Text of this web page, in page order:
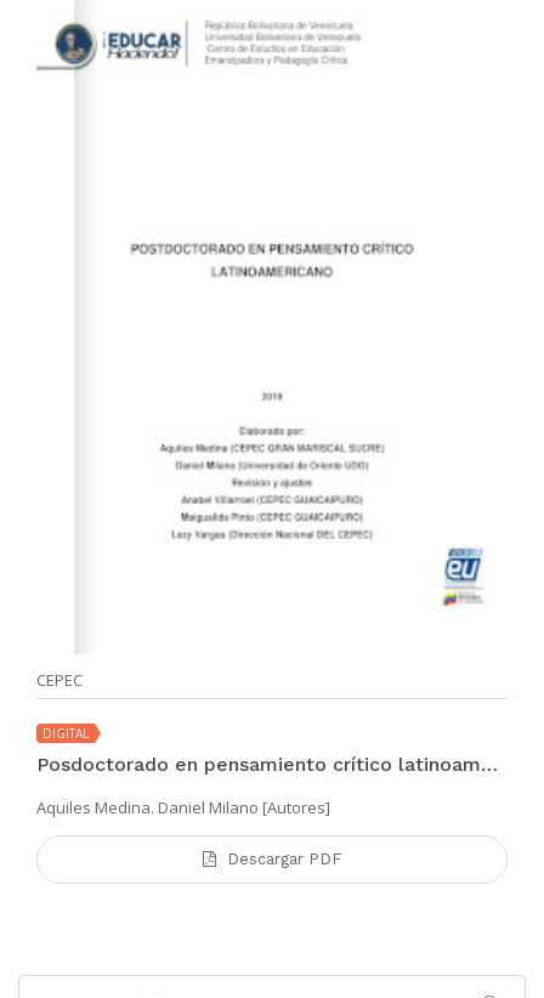
CEPEC
DIGITAL
Posdoctorado en pensamiento crítico latinoamericano
Aquiles Medina. Daniel Milano [Autores]
Descargar PDF